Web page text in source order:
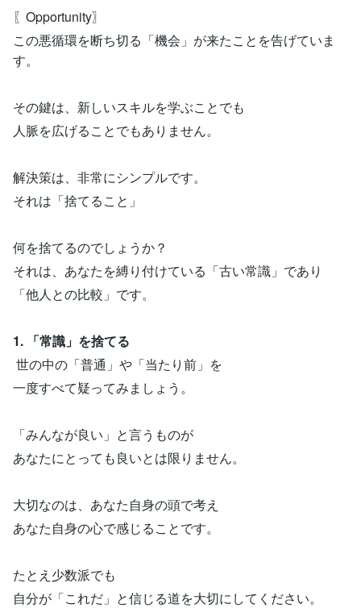
〖Opportunity〗
この悪循環を断ち切る「機会」が来たことを告げていま
す。
その鍵は、新しいスキルを学ぶことでも
人脈を広げることでもありません。
解決策は、非常にシンプルです。
それは「捨てること」
何を捨てるのでしょうか？
それは、あなたを縛り付けている「古い常識」であり
「他人との比較」です。
1. 「常識」を捨てる
世の中の「普通」や「当たり前」を
一度すべて疑ってみましょう。
「みんなが良い」と言うものが
あなたにとっても良いとは限りません。
大切なのは、あなた自身の頭で考え
あなた自身の心で感じることです。
たとえ少数派でも
自分が「これだ」と信じる道を大切にしてください。